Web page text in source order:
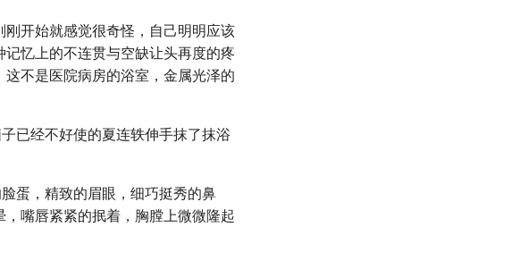
开始就感觉很奇怪，自己明明应该
忆上的不连贯与空缺让头再度的疼
不是医院病房的浴室，金属光泽的
已经不好使的夏连轶伸手抹了抹浴
蛋，精致的眉眼，细巧挺秀的鼻
嘴唇紧紧的抿着，胸膛上微微隆起